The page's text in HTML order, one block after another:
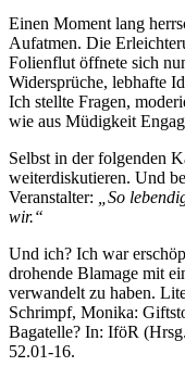
Einen Moment lang
Aufatmen. Die
Folienflut öffnete sich
Widersprüche, lebhafte
Ich stellte Fragen,
wie aus Müdigkeit
Selbst in der folgenden
weiterdiskutieren. Und
Veranstalter:
So
wir.
Und ich? Ich war
drohende Blamage mit
verwandelt zu haben.
Schrimpf, Monika:
Bagatelle? In: IföR
52.01-16.